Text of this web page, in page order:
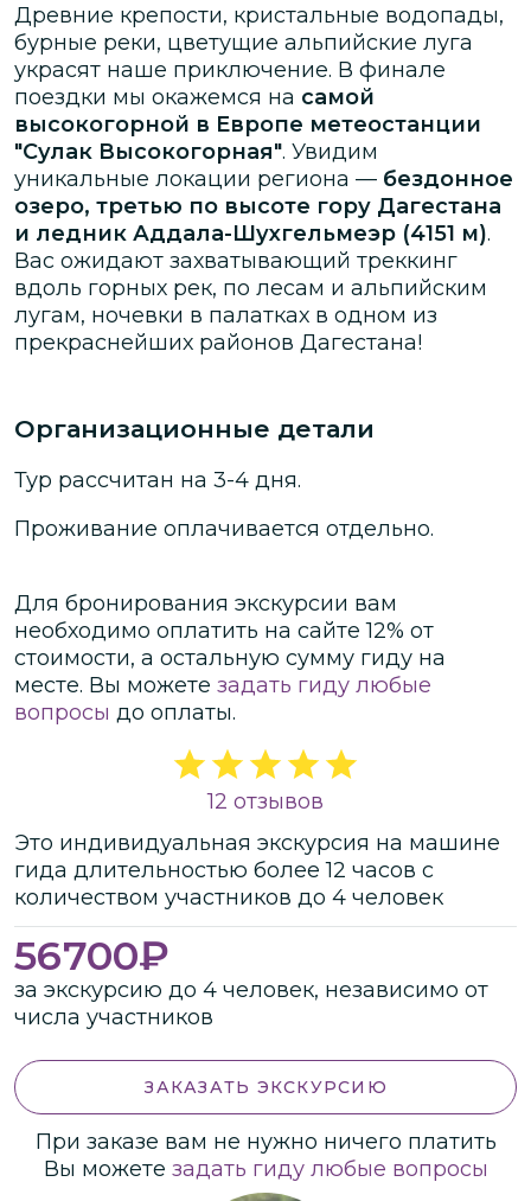
Древние крепости, кристальные водопады,
бурные реки, цветущие альпийские луга
украсят наше приключение. В финале
поездки мы окажемся на самой
высокогорной в Европе метеостанции
"Сулак Высокогорная". Увидим
уникальные локации региона — бездонное
озеро, третью по высоте гору Дагестана
и ледник Аддала-Шухгельмеэр (4151 м).
Вас ожидают захватывающий треккинг
вдоль горных рек, по лесам и альпийским
лугам, ночевки в палатках в одном из
прекраснейших районов Дагестана!
Организационные детали
Тур рассчитан на 3-4 дня.
Проживание оплачивается отдельно.
Для бронирования экскурсии вам
необходимо оплатить на сайте12% от
стоимости, а остальную сумму гиду на
месте. Вы можете задать гиду любые
вопросы до оплаты.
12 отзывов
Это индивидуальная экскурсия на машине
гида длительностью более 12 часов с
количеством участников до 4 человек
56700₽
за экскурсию до 4 человек, независимо от
числа участников
ЗАКАЗАТЬ ЭКСКУРСИЮ
При заказе вам не нужно ничего платить
Вы можете задать гиду любые вопросы